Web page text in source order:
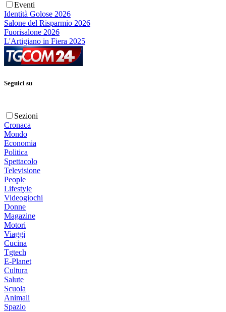
Eventi
Identità Golose 2026
Salone del Risparmio 2026
Fuorisalone 2026
L'Artigiano in Fiera 2025
Seguici su
Sezioni
Cronaca
Mondo
Economia
Politica
Spettacolo
Televisione
People
Lifestyle
Videogiochi
Donne
Magazine
Motori
Viaggi
Cucina
Tgtech
E-Planet
Cultura
Salute
Scuola
Animali
Spazio